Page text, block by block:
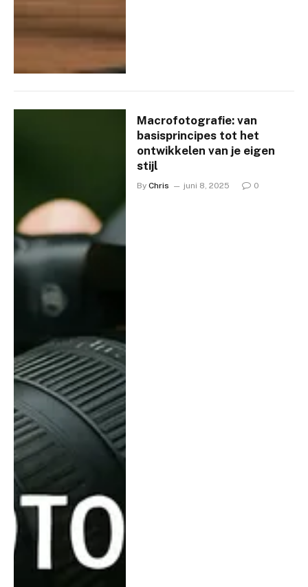
Macrofotografie: van
basisprincipes tot het
ontwikkelen van je eigen
stijl
By Chris juni 8, 2025 0